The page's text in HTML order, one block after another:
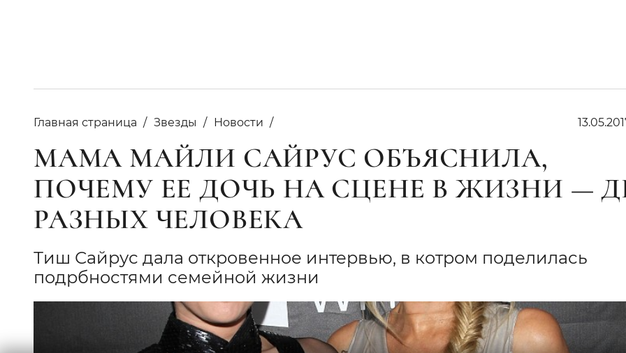
Главная страница Звезды Новости
МАМА МАЙЛИ САЙРУС ОБЪЯСНИЛА,
ПОЧЕМУ ЕЕ ДОЧЬ НА СЦЕНЕ В ЖИЗНИ —
РАЗНЫХ ЧЕЛОВЕКА
Тиш Сайрус дала откровенное интервью, в котром поделилась
подрбностями семейной жизни